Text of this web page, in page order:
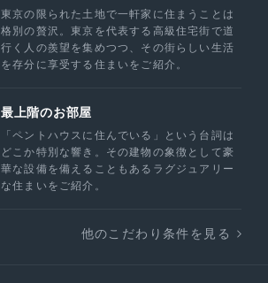
東京の限られた土地で一軒家に住まうことは
格別の贅沢。東京を代表する高級住宅街で道
行く人の羨望を集めつつ、その街らしい生活
を存分に享受する住まいをご紹介。
最上階のお部屋
「ペントハウスに住んでいる」という台詞は
どこか特別な響き。その建物の象徴として豪
華な設備を備えることもあるラグジュアリー
な住まいをご紹介。
他のこだわり条件を見る